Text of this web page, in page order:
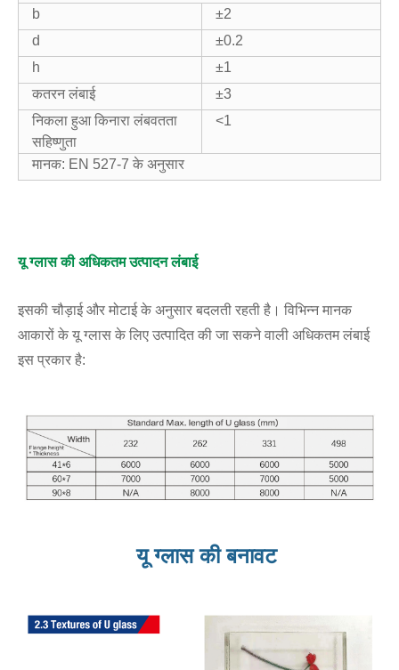
b
±2
d
±0.2
h
±1
कतरन लंबाई
±3
निकला हुआ किनारा लंबवतता
सहिष्णुता
<1
मानक: EN 527-7 के अनुसार
यू ग्लास की अधिकतम उत्पादन लंबाई
इसकी चौड़ाई और मोटाई के अनुसार बदलती रहती है। विभिन्न मानक
आकारों के यू ग्लास के लिए उत्पादित की जा सकने वाली अधिकतम लंबाई
इस प्रकार है:
यू ग्लास की बनावट